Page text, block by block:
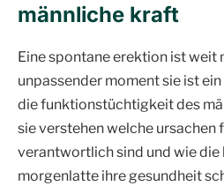
männliche kraft
Eine spontane erektion ist weit
unpassender moment sie ist
die funktionstüchtigkeit des
sie verstehen welche
verantwortlich sind und wie
morgenlatte ihre gesundheit